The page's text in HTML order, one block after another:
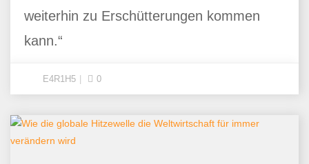
weiterhin zu Erschütterungen kommen
kann.“
E4R1H5 0